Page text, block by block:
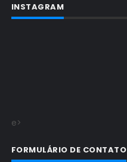
INSTAGRAM
e>
FORMULÁRIO DE CONTATO